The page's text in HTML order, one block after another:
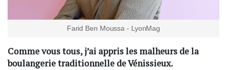
Farid Ben Moussa - LyonMag
Comme vous tous, j’ai appris les malheurs de la
boulangerie traditionnelle de Vénissieux.